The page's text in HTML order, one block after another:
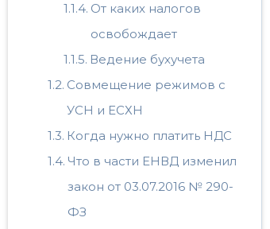
От каких налогов
освобождает
Ведение бухучета
Совмещение режимов с
УСН и ЕСХН
Когда нужно платить НДС
Что в части ЕНВД изменил
закон от 03.07.2016 № 290-
ФЗ